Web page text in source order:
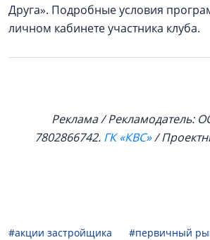
Друга». Подробные условия
личном кабинете участника клуба.
Реклама / Рекламодатель:
7802866742. ГК «КВС»/
#акции застройщика
#первичный